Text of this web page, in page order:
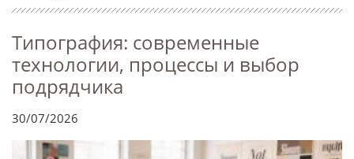
Типография: современные
технологии, процессы и выбор
подрядчика
30/07/2026